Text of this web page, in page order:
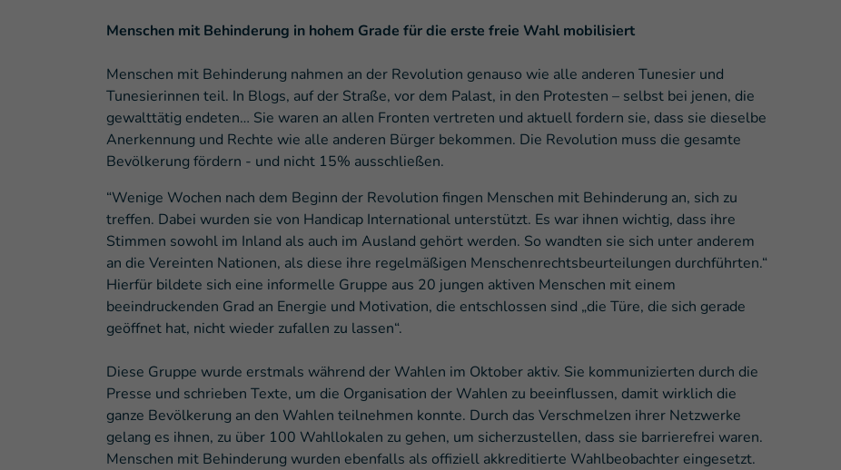
Menschen mit Behinderung in hohem Grade für die erste freie Wahl mobilisiert
Menschen mit Behinderung nahmen an der Revolution genauso wie alle anderen Tunesier und
Tunesierinnen teil. In Blogs, auf der Straße, vor dem Palast, in den Protesten – selbst bei jenen, die
gewalttätig endeten… Sie waren an allen Fronten vertreten und aktuell fordern sie, dass sie dieselbe
Anerkennung und Rechte wie alle anderen Bürger bekommen. Die Revolution muss die gesamte
Bevölkerung fördern - und nicht 15% ausschließen.
“Wenige Wochen nach dem Beginn der Revolution fingen Menschen mit Behinderung an, sich zu
treffen. Dabei wurden sie von Handicap International unterstützt. Es war ihnen wichtig, dass ihre
Stimmen sowohl im Inland als auch im Ausland gehört werden. So wandten sie sich unter anderem
an die Vereinten Nationen, als diese ihre regelmäßigen Menschenrechtsbeurteilungen durchführten.“
Hierfür bildete sich eine informelle Gruppe aus 20 jungen aktiven Menschen mit einem
beeindruckenden Grad an Energie und Motivation, die entschlossen sind „die Türe, die sich gerade
geöffnet hat, nicht wieder zufallen zu lassen“.
Diese Gruppe wurde erstmals während der Wahlen im Oktober aktiv. Sie kommunizierten durch die
Presse und schrieben Texte, um die Organisation der Wahlen zu beeinflussen, damit wirklich die
ganze Bevölkerung an den Wahlen teilnehmen konnte. Durch das Verschmelzen ihrer Netzwerke
gelang es ihnen, zu über 100 Wahllokalen zu gehen, um sicherzustellen, dass sie barrierefrei waren.
Menschen mit Behinderung wurden ebenfalls als offiziell akkreditierte Wahlbeobachter eingesetzt.